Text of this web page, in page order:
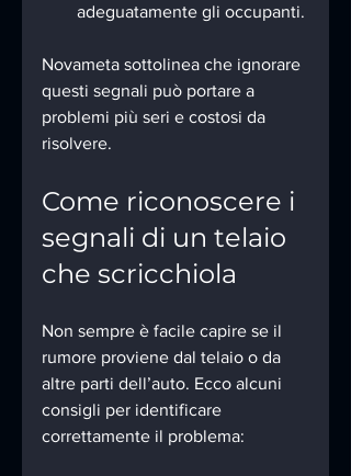
adeguatamente gli occupanti.
Novameta sottolinea che ignorare
questi segnali può portare a
problemi più seri e costosi da
risolvere.
Come riconoscere i
segnali di un telaio
che scricchiola
Non sempre è facile capire se il
rumore proviene dal telaio o da
altre parti dell’auto. Ecco alcuni
consigli per identificare
correttamente il problema: